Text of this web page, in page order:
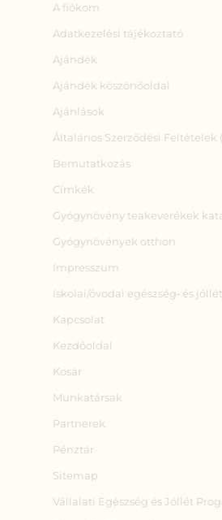
A fiókom
Adatkezelési tájékoztató
Ajándék
Ajándék köszönőoldal
Ajánlások
Általános Szerződési Feltételek
Bemutatkozás
Címkék
Gyógynövény teakeverékek
Gyógynövények otthon
Impresszum
Iskolai/óvodai egészség‑ és
Kapcsolat
Kezdőoldal
Kosár
Munkatársak
Partnerek
Pénztár
Sitemap
Vállalati Egészség és Jóllét